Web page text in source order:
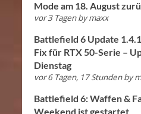
Mode am 18. August
vor 3 Tagen bymaxx
Battlefield 6 Update
Fix für RTX 50-Serie –
Dienstag
vor 6 Tagen, 17 Stunden by
Battlefield 6: Waffen &
Weekend ist gestartet